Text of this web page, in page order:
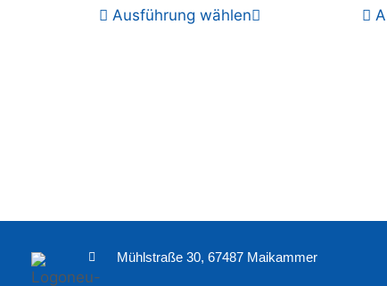
Ausführung wählen
Mühlstraße 30, 67487 Maikammer